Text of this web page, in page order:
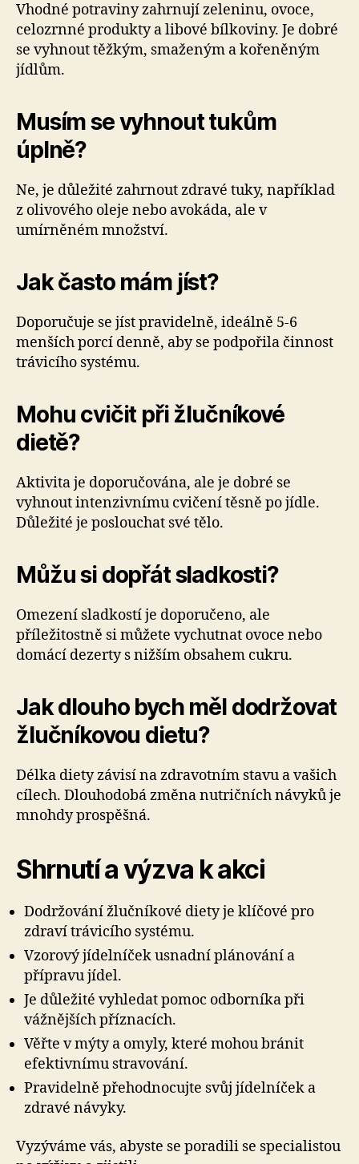
Vhodné potraviny zahrnují zeleninu, ovoce,
celozrnné produkty a libové bílkoviny. Je dobré
se vyhnout těžkým, smaženým a kořeněným
jídlům.
Musím se vyhnout tukům
úplně?
Ne, je důležité zahrnout zdravé tuky, například
z olivového oleje nebo avokáda, ale v
umírněném množství.
Jak často mám jíst?
Doporučuje se jíst pravidelně, ideálně 5-6
menších porcí denně, aby se podpořila činnost
trávicího systému.
Mohu cvičit při žlučníkové
dietě?
Aktivita je doporučována, ale je dobré se
vyhnout intenzivnímu cvičení těsně po jídle.
Důležité je poslouchat své tělo.
Můžu si dopřát sladkosti?
Omezení sladkostí je doporučeno, ale
příležitostně si můžete vychutnat ovoce nebo
domácí dezerty s nižším obsahem cukru.
Jak dlouho bych měl dodržovat
žlučníkovou dietu?
Délka diety závisí na zdravotním stavu a vašich
cílech. Dlouhodobá změna nutričních návyků je
mnohdy prospěšná.
Shrnutí a výzva k akci
Dodržování žlučníkové diety je klíčové pro
zdraví trávicího systému.
Vzorový jídelníček usnadní plánování a
přípravu jídel.
Je důležité vyhledat pomoc odborníka při
vážnějších příznacích.
Věřte v mýty a omyly, které mohou bránit
efektivnímu stravování.
Pravidelně přehodnocujte svůj jídelníček a
zdravé návyky.
Vyzýváme vás, abyste se poradili se specialistou